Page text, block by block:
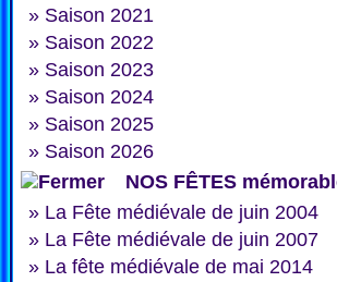
» Saison 2021
» Saison 2022
» Saison 2023
» Saison 2024
» Saison 2025
» Saison 2026
NOS FÊTES
» La Fête médiévale de juin 2004
» La Fête médiévale de juin 2007
» La fête médiévale de mai 2014